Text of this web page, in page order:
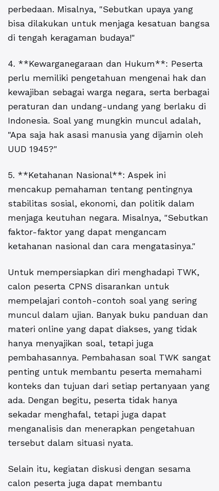
perbedaan. Misalnya, "Sebutkan upaya yang
bisa dilakukan untuk menjaga kesatuan bangsa
di tengah keragaman budaya!"
4. **Kewarganegaraan dan Hukum**: Peserta
perlu memiliki pengetahuan mengenai hak dan
kewajiban sebagai warga negara, serta berbagai
peraturan dan undang-undang yang berlaku di
Indonesia. Soal yang mungkin muncul adalah,
"Apa saja hak asasi manusia yang dijamin oleh
UUD 1945?"
5. **Ketahanan Nasional**: Aspek ini
mencakup pemahaman tentang pentingnya
stabilitas sosial, ekonomi, dan politik dalam
menjaga keutuhan negara. Misalnya, "Sebutkan
faktor-faktor yang dapat mengancam
ketahanan nasional dan cara mengatasinya."
Untuk mempersiapkan diri menghadapi TWK,
calon peserta CPNS disarankan untuk
mempelajari contoh-contoh soal yang sering
muncul dalam ujian. Banyak buku panduan dan
materi online yang dapat diakses, yang tidak
hanya menyajikan soal, tetapi juga
pembahasannya. Pembahasan soal TWK sangat
penting untuk membantu peserta memahami
konteks dan tujuan dari setiap pertanyaan yang
ada. Dengan begitu, peserta tidak hanya
sekadar menghafal, tetapi juga dapat
menganalisis dan menerapkan pengetahuan
tersebut dalam situasi nyata.
Selain itu, kegiatan diskusi dengan sesama
calon peserta juga dapat membantu